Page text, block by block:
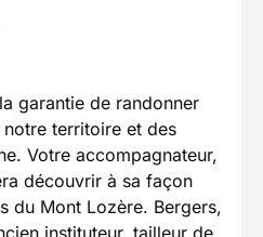
garantie de randonner
territoire et des
Votre accompagnateur,
découvrir à sa façon
du Mont Lozère. Bergers,